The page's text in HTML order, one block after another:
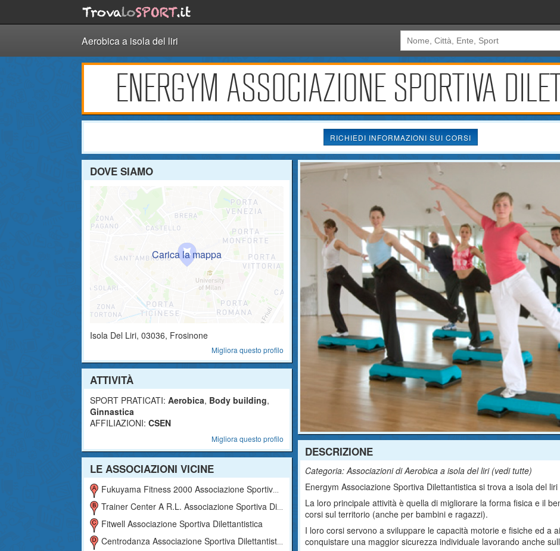
Aerobica a isola del liri
ENERGYM ASSOCIAZIONE SPORTIVA
RICHIEDI INFORMAZIONI SUI CORSI
DOVE SIAMO
Isola Del Liri, 03036, Frosinone
Migliora questo profilo
ATTIVITÀ
SPORT PRATICATI: Aerobica, Body building,
Ginnastica
AFFILIAZIONI: CSEN
Migliora questo profilo
LE ASSOCIAZIONI VICINE
Fukuyama Fitness 2000 Associazione Sportiva Dilettantistica
Trainer Center A R.l. Associazione Sportiva Dilettantistica
Fitwell Associazione Sportiva Dilettantistica
Centrodanza Associazione Sportiva Dilettantistica
DESCRIZIONE
Categoria: Associazioni di Aerobica a isola del liri (vedi tutte)
Energym Associazione Sportiva Dilettantistica si trova a isola del
La loro principale attività è quella di migliorare la forma fisica e il
corsi sul territorio (anche per bambini e ragazzi).
I loro corsi servono a sviluppare le capacità motorie e fisiche ed a
conquistare una maggior sicurezza individuale lavorando anche